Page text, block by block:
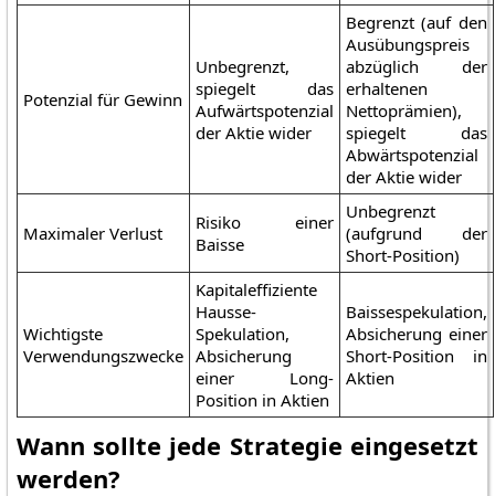
Potenzial für Gewinn
Unbegrenzt,
spiegelt das
Aufwärtspotenzial
der Aktie wider
Begrenzt (auf den
Ausübungspreis
abzüglich der
erhaltenen
Nettoprämien),
spiegelt das
Abwärtspotenzial
der Aktie wider
Maximaler Verlust
Risiko einer
Baisse
Unbegrenzt
(aufgrund der
Short-Position)
Wichtigste
Verwendungszwecke
Kapitaleffiziente
Hausse-
Spekulation,
Absicherung
einer Long-
Position in Aktien
Baissespekulation,
Absicherung einer
Short-Position in
Aktien
Wann sollte jede Strategie eingesetzt
werden?